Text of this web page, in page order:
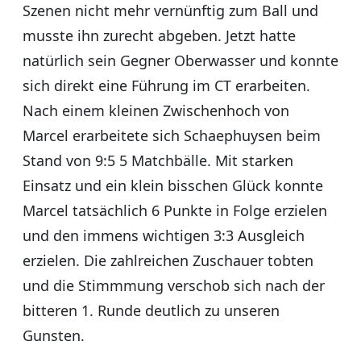
Szenen nicht mehr vernünftig zum Ball und
musste ihn zurecht abgeben. Jetzt hatte
natürlich sein Gegner Oberwasser und konnte
sich direkt eine Führung im CT erarbeiten.
Nach einem kleinen Zwischenhoch von
Marcel erarbeitete sich Schaephuysen beim
Stand von 9:5 5 Matchbälle. Mit starken
Einsatz und ein klein bisschen Glück konnte
Marcel tatsächlich 6 Punkte in Folge erzielen
und den immens wichtigen 3:3 Ausgleich
erzielen. Die zahlreichen Zuschauer tobten
und die Stimmmung verschob sich nach der
bitteren 1. Runde deutlich zu unseren
Gunsten.